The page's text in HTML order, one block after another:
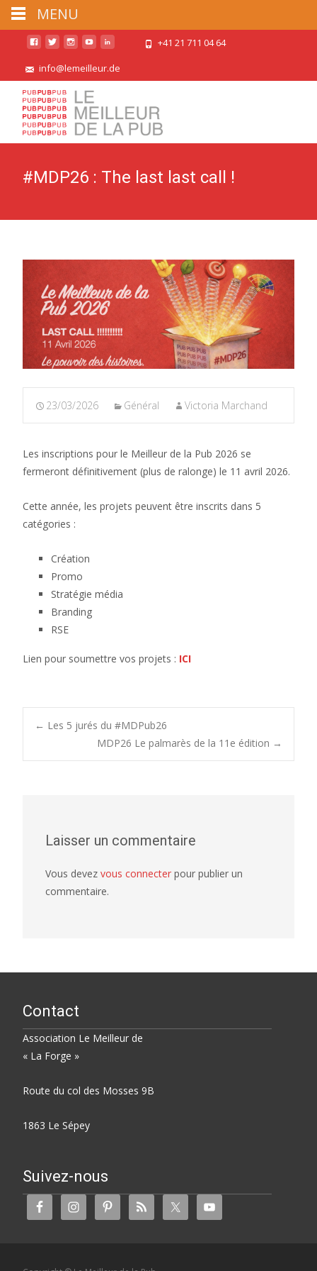
+41 21 711 04 64
info@lemeilleur.de
#MDP26 : The last last call !
23/03/2026 Général Victoria Marchand
Les inscriptions pour le Meilleur de la Pub 2026 se
fermeront définitivement (plus de ralonge) le 11 avril 2026.
Cette année, les projets peuvent être inscrits dans 5
catégories :
Création
Promo
Stratégie média
Branding
RSE
Lien pour soumettre vos projets : ICI
Post
← Les 5 jurés du #MDPub26
MDP26 Le palmarès de la 11e édition →
Laisser un commentaire
Vous devez vous connecter pour publier un
commentaire.
Contact
Association Le Meilleur de
« La Forge »
Route du col des Mosses 9B
1863 Le Sépey
Suivez-nous
MENU